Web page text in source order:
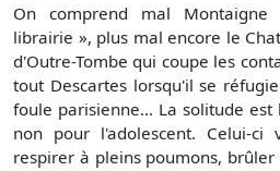
On comprend mal
librairie », plus mal encore le
d'Outre-Tombe qui coupe les
tout Descartes lorsqu'il se
foule parisienne... La solitude
non pour l'adolescent. Celui-
respirer à pleins poumons,